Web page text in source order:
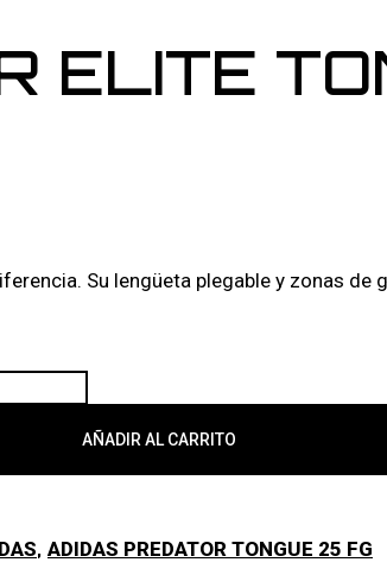
ELITE
Su lengüeta plegable y zonas
AÑADIR AL CARRITO
, ADIDAS PREDATOR TONGUE 25 FG